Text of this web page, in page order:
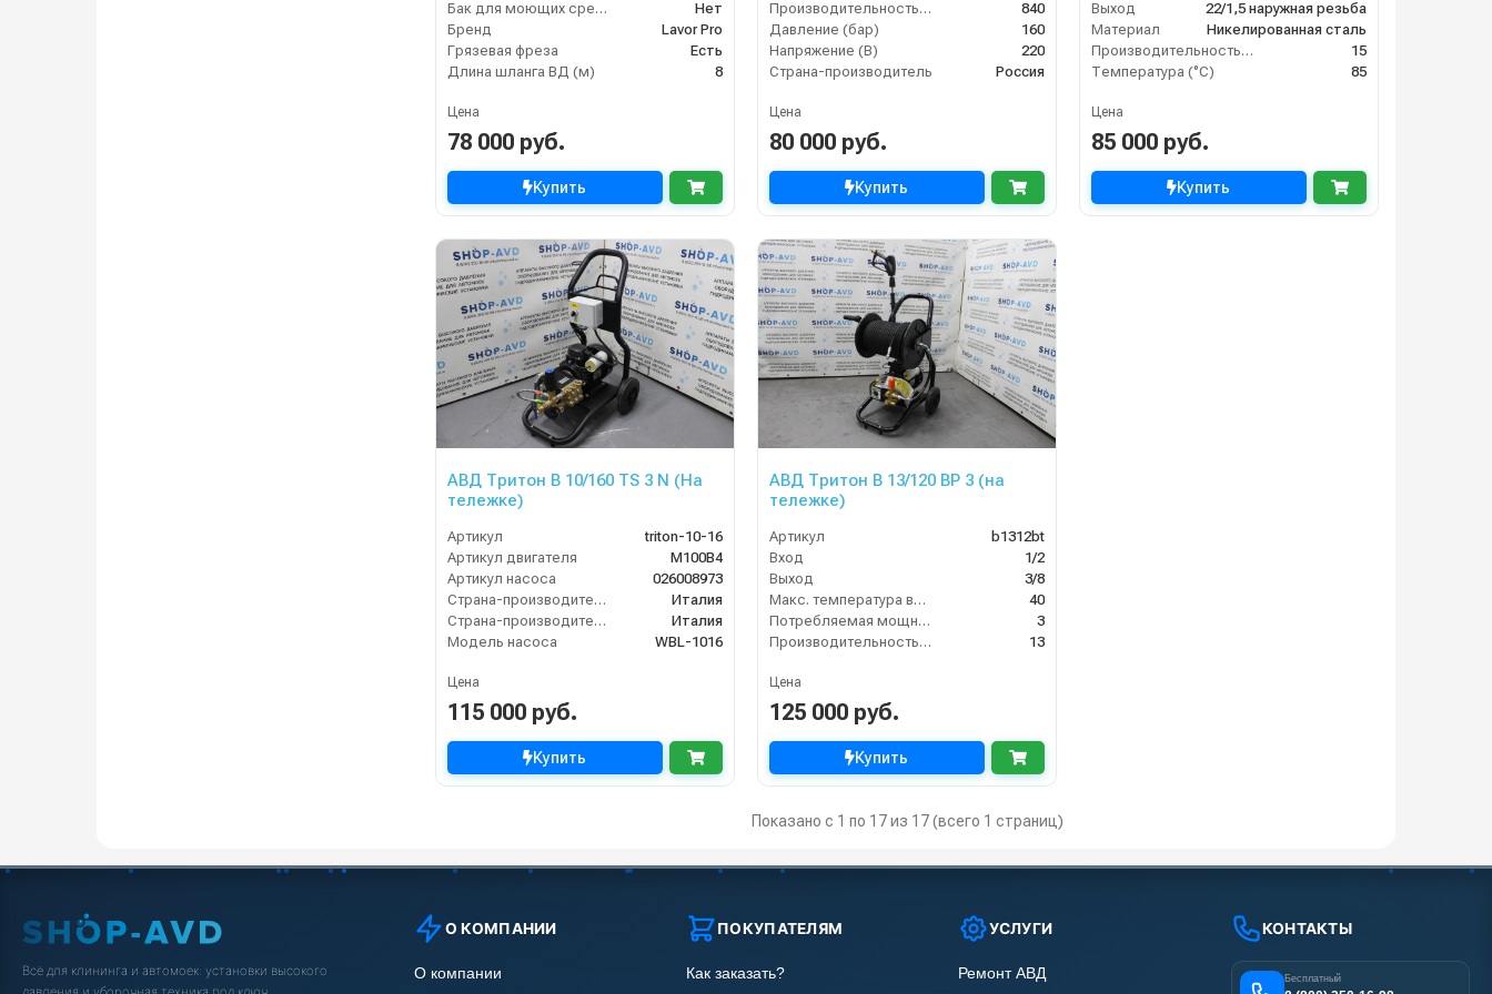
Бак для моющих средств
Нет
Бренд
Lavor Pro
Грязевая фреза
Есть
Длина шланга ВД (м)
8
Цена
78 000 руб.
Купить
Производительность (л/ч)
840
Давление (бар)
160
Напряжение (В)
220
Страна-производитель
Россия
Цена
80 000 руб.
Купить
Выход
22/1,5 наружная резьба
Материал
Никелированная сталь
Производительность (л/мин)
15
Температура (°C)
85
Цена
85 000 руб.
Купить
АВД Тритон B 10/160 TS 3 N (На
тележке)
Артикул
triton-10-16
Артикул двигателя
M100B4
Артикул насоса
026008973
Страна-производитель двигателя
Италия
Страна-производитель насоса
Италия
Модель насоса
WBL-1016
Цена
115 000 руб.
Купить
АВД Тритон B 13/120 BP 3 (на
тележке)
Артикул
b1312bt
Вход
1/2
Выход
3/8
Макс. температура воды (°C)
40
Потребляемая мощность (кВт)
3
Производительность (л/мин)
13
Цена
125 000 руб.
Купить
Показано с 1 по 17 из 17 (всего 1 страниц)
Всё для клининга и автомоек: установки высокого
О КОМПАНИИ
О компании
ПОКУПАТЕЛЯМ
Как заказать?
УСЛУГИ
Ремонт АВД
КОНТАКТЫ
Бесплатный